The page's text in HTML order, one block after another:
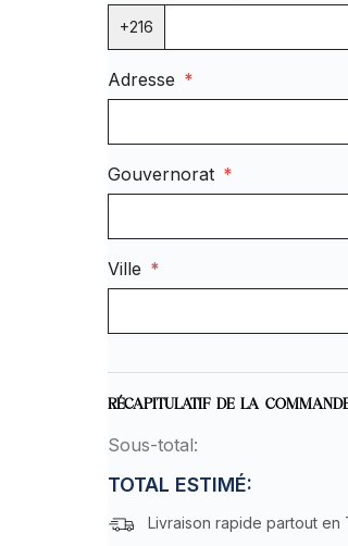
+216
Adresse *
Gouvernorat *
Ville *
RÉCAPITULATIF DE LA
Sous-total:
TOTAL ESTIMÉ:
Livraison rapide partout en